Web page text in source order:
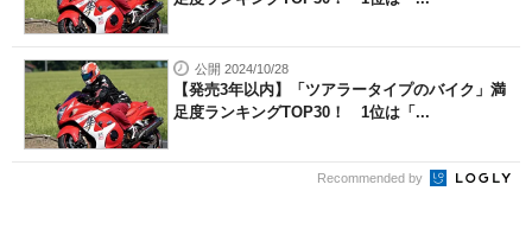
公開 2024/10/28
【発売3年以内】「ツアラータイプのバイク」満
足度ランキングTOP30！ 1位は「...
Recommended by